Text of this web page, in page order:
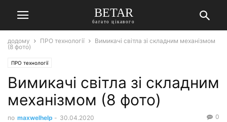
BETAR
багато цікавого
додому ПРО технології
Вимикачі світла зі складним механізмом
(8 фото)
ПРО технології
Вимикачі світла зі складним
механізмом (8 фото)
по maxwelhelp - 30.04.2020 0